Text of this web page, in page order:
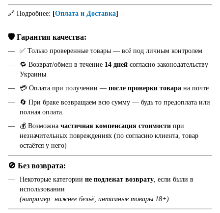
🔗 Подробнее: [Оплата и Доставка]
🛡️ Гарантия качества:
✅ Только проверенные товары — всё под личным контролем
🔁 Возврат/обмен в течение 14 дней согласно законодательству
Украины
💳 Оплата при получении — после проверки товара на почте
🔄 При браке возвращаем всю сумму — будь то предоплата или
полная оплата.
💰 Возможна частичная компенсация стоимости при
незначительных повреждениях (по согласию клиента, товар
остаётся у него)
🚫 Без возврата:
Некоторые категории не подлежат возврату, если были в
использовании
(например: нижнее бельё, интимные товары 18+)